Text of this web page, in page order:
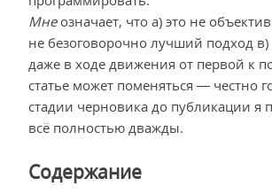
Мнеозначает, что а) это не
не безоговорочно лучший подход в)
даже в ходе движения от первой к
статье может поменяться — честно
стадии черновика до публикации я
всё полностью дважды.
Содержание